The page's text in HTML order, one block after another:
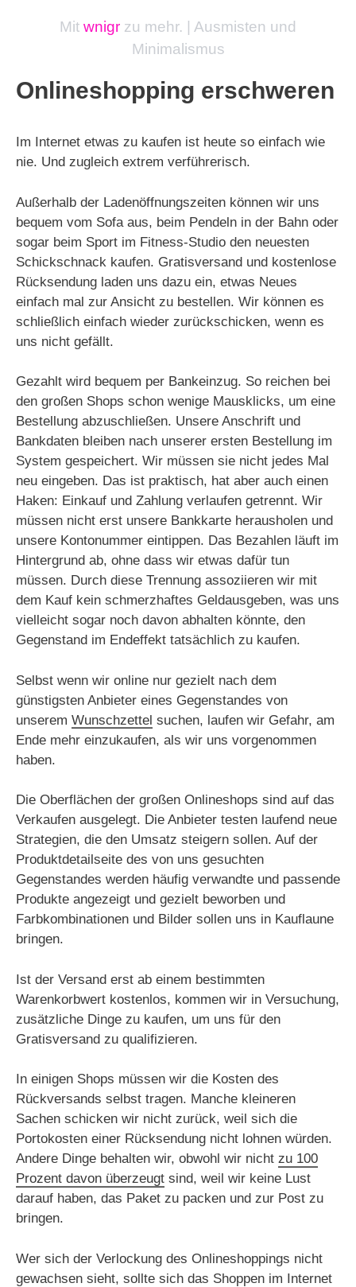
Mit wnigr zu mehr. | Ausmisten und
Minimalismus
Onlineshopping erschweren
Im Internet etwas zu kaufen ist heute so einfach wie
nie. Und zugleich extrem verführerisch.
Außerhalb der Ladenöffnungszeiten können wir uns
bequem vom Sofa aus, beim Pendeln in der Bahn oder
sogar beim Sport im Fitness-Studio den neuesten
Schickschnack kaufen. Gratisversand und kostenlose
Rücksendung laden uns dazu ein, etwas Neues
einfach mal zur Ansicht zu bestellen. Wir können es
schließlich einfach wieder zurückschicken, wenn es
uns nicht gefällt.
Gezahlt wird bequem per Bankeinzug. So reichen bei
den großen Shops schon wenige Mausklicks, um eine
Bestellung abzuschließen. Unsere Anschrift und
Bankdaten bleiben nach unserer ersten Bestellung im
System gespeichert. Wir müssen sie nicht jedes Mal
neu eingeben. Das ist praktisch, hat aber auch einen
Haken: Einkauf und Zahlung verlaufen getrennt. Wir
müssen nicht erst unsere Bankkarte herausholen und
unsere Kontonummer eintippen. Das Bezahlen läuft im
Hintergrund ab, ohne dass wir etwas dafür tun
müssen. Durch diese Trennung assoziieren wir mit
dem Kauf kein schmerzhaftes Geldausgeben, was uns
vielleicht sogar noch davon abhalten könnte, den
Gegenstand im Endeffekt tatsächlich zu kaufen.
Selbst wenn wir online nur gezielt nach dem
günstigsten Anbieter eines Gegenstandes von
unserem Wunschzettel suchen, laufen wir Gefahr, am
Ende mehr einzukaufen, als wir uns vorgenommen
haben.
Die Oberflächen der großen Onlineshops sind auf das
Verkaufen ausgelegt. Die Anbieter testen laufend neue
Strategien, die den Umsatz steigern sollen. Auf der
Produktdetailseite des von uns gesuchten
Gegenstandes werden häufig verwandte und passende
Produkte angezeigt und gezielt beworben und
Farbkombinationen und Bilder sollen uns in Kauflaune
bringen.
Ist der Versand erst ab einem bestimmten
Warenkorbwert kostenlos, kommen wir in Versuchung,
zusätzliche Dinge zu kaufen, um uns für den
Gratisversand zu qualifizieren.
In einigen Shops müssen wir die Kosten des
Rückversands selbst tragen. Manche kleineren
Sachen schicken wir nicht zurück, weil sich die
Portokosten einer Rücksendung nicht lohnen würden.
Andere Dinge behalten wir, obwohl wir nicht zu 100
Prozent davon überzeugt sind, weil wir keine Lust
darauf haben, das Paket zu packen und zur Post zu
bringen.
Wer sich der Verlockung des Onlineshoppings nicht
gewachsen sieht, sollte sich das Shoppen im Internet